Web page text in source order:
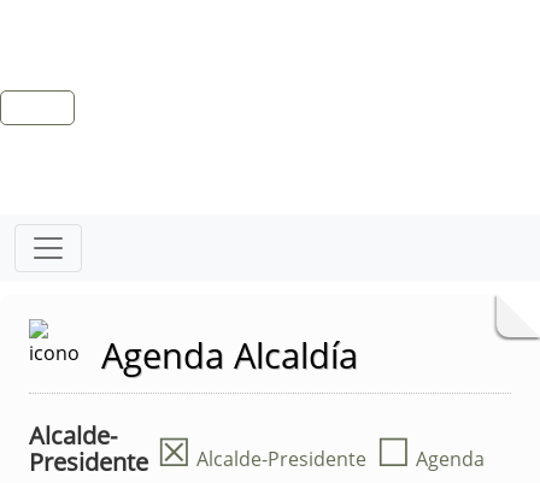
Agenda Alcaldía
Alcalde-
Presidente ☒ Alcalde-Presidente ☐ Agenda